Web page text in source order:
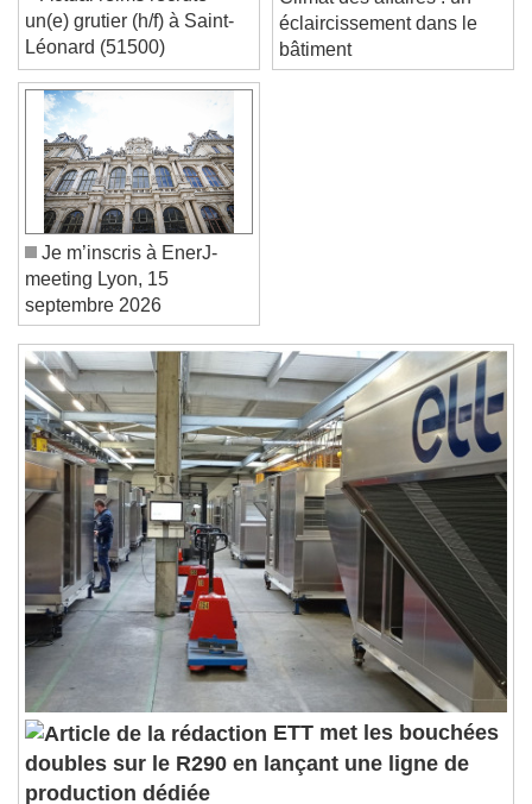
Text Edge Style
Font Family
Reset
Done
Close Modal Dialog
End of dialog window.
Actual reims recrute
un(e) grutier (h/f) à Saint-
Léonard (51500)
Climat des affaires : un
éclaircissement dans le
bâtiment
Je m’inscris à EnerJ-
meeting Lyon, 15
septembre 2026
ETT met les bouchées
doubles sur le R290 en lançant une ligne de